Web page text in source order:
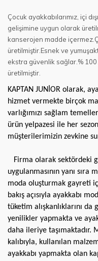
Çocuk ayakkabılarımız, içi
gelişimine uygun olarak
kanserojen madde
üretilmiştir.Esnek ve
ekstra güvenlik sağlar.%
üretilmiştir.
KAPTAN JUNİOR olarak,
hizmet vermekte birçok
varlığımızı sağlam
ürün yelpazesi ile her
müşterilerimizin zevkine
Firma olarak sektördeki
uygulanmasının yanı sıra
moda oluşturmak gayreti
bakış açısıyla ayakkabı
tüketim alışkanlıklarını
yenilikler yapmakta ve
daha ileriye taşımaktadır.
kalıbıyla, kullanılan
ayakkabı yapmakta olan